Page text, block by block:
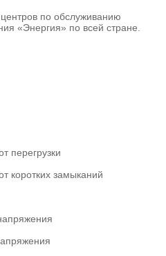
по обслуживанию
«Энергия» по всей стране.
перегрузки
коротких замыканий